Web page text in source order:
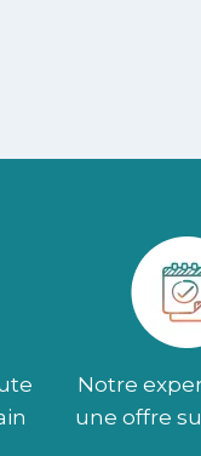
Notre
une offre